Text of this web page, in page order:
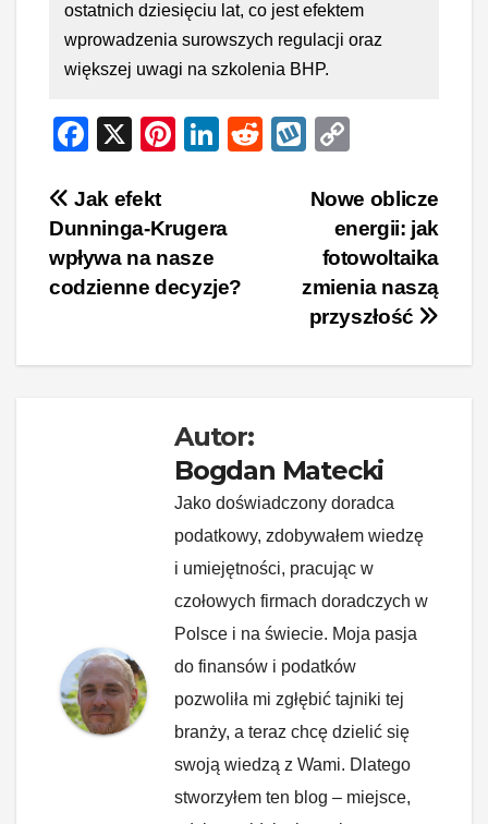
ostatnich dziesięciu lat, co jest efektem
wprowadzenia surowszych regulacji oraz
większej uwagi na szkolenia BHP.
F
c
e
b
k
X
Pi
e
st
Li
e
dI
R
W
o
p
y
Li
n
Nawigacja
wpisu
Nowe oblicze
energii: jak
fotowoltaika
zmienia naszą
przyszłość
Jak efekt
Dunninga-Krugera
wpływa na nasze
codzienne decyzje?
Autor:
Bogdan Matecki
Jako doświadczony doradca
podatkowy, zdobywałem wiedzę
i umiejętności, pracując w
czołowych firmach doradczych w
Polsce i na świecie. Moja pasja
do finansów i podatków
pozwoliła mi zgłębić tajniki tej
branży, a teraz chcę dzielić się
swoją wiedzą z Wami. Dlatego
stworzyłem ten blog – miejsce,